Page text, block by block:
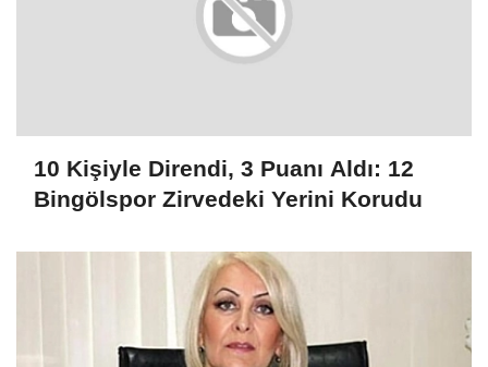
10 Kişiyle Direndi, 3 Puanı Aldı: 12
Bingölspor Zirvedeki Yerini Korudu